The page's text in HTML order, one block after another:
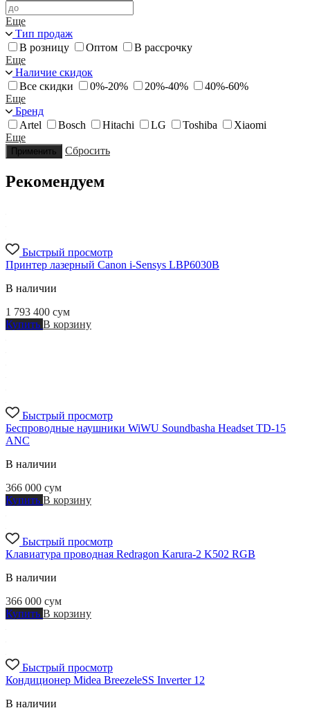
Еще
Тип продаж
В розницу
Оптом
В рассрочку
Еще
Наличие скидок
Все скидки
0%-20% 20%-40%
40%-60%
Еще
Бренд
Artel
Bosch Hitachi LG Toshiba
Xiaomi
Еще
Применить Сбросить
Рекомендуем
Быстрый просмотр
Принтер лазерный Canon i-Sensys LBP6030B
В наличии
1 793 400 сум
Купить В корзину
Быстрый просмотр
Беспроводные наушники WiWU Soundbasha Headset TD-15
ANC
В наличии
366 000 сум
Купить В корзину
Быстрый просмотр
Клавиатура проводная Redragon Karura-2 K502 RGB
В наличии
366 000 сум
Купить В корзину
Быстрый просмотр
Кондиционер Midea BreezeleSS Inverter 12
В наличии